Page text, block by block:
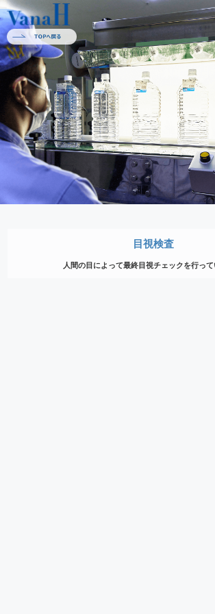
目視検査
人間の目によって最終目視チェックを行って